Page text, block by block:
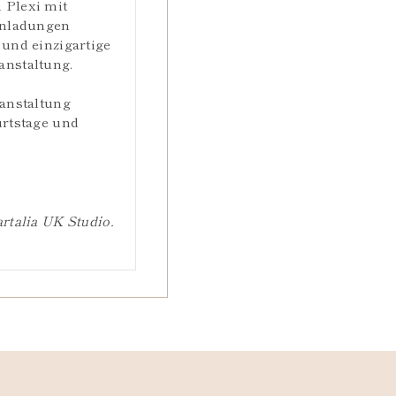
Plexi mit
einzigartige
und
UK Studio.